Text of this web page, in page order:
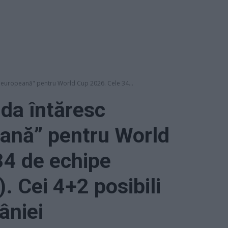
pentru World Cup 2026. Cele 34...
întăresc
pentru World
de echipe
Cei 4+2 posibili